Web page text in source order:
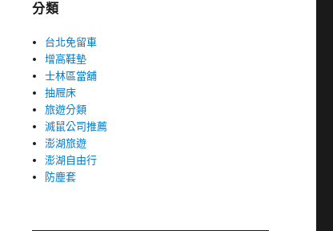
分類
台北免留車
增高鞋墊
士林區當舖
抽屜床
旅遊分類
滅鼠公司推薦
澎湖旅遊
澎湖自由行
防塵套